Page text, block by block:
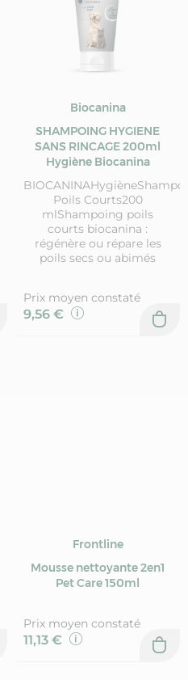
Biocanina
SHAMPOING HYGIENE
SANS RINCAGE 200ml
Hygiène Biocanina
Poils Courts200
mlShampoing poils
courts biocanina :
régénère ou répare les
poils secs ou abimés
Prix moyen constaté
9,56 €
Frontline
Mousse nettoyante 2en1
Pet Care 150ml
Prix moyen constaté
11,13 €